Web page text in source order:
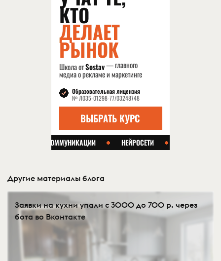
Другие материалы блога
Заявки на кухни упали с 3000 до 700 р. через
бота во Вконтакте